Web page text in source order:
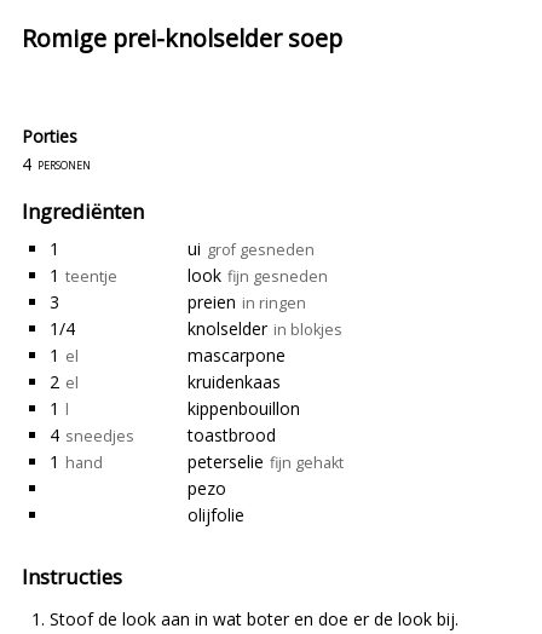
Romige prei-knolselder soep
Porties
4 personen
Ingrediënten
1 ui grof gesneden
1 teentje look fijn gesneden
3 preien in ringen
1/4 knolselder in blokjes
1 el
mascarpone
2 el
kruidenkaas
1 l
kippenbouillon
4 sneedjes
toastbrood
1 hand peterselie fijn gehakt
pezo
olijfolie
Instructies
Stoof de look aan in wat boter en doe er de look bij.